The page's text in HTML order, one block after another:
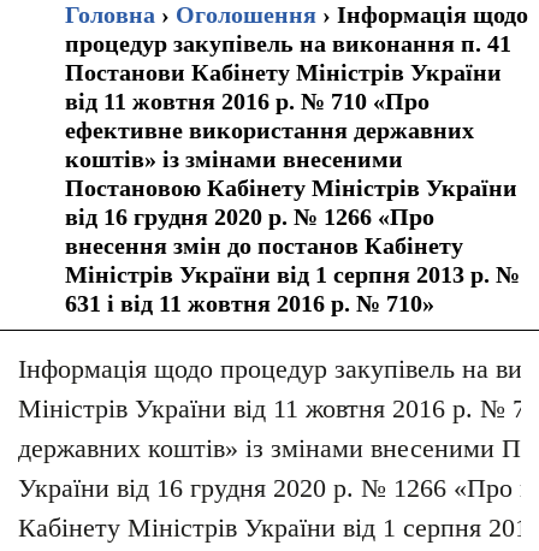
Головна › Оголошення › Інформація щодо
процедур закупівель на виконання п. 41
Постанови Кабінету Міністрів України
від 11 жовтня 2016 р. № 710 «Про
ефективне використання державних
коштів» із змінами внесеними
Постановою Кабінету Міністрів України
від 16 грудня 2020 р. № 1266 «Про
внесення змін до постанов Кабінету
Міністрів України від 1 серпня 2013 р. №
631 і від 11 жовтня 2016 р. № 710»
Інформація щодо процедур закупівель на
Міністрів України від 11 жовтня 2016 р. №
державних коштів» із змінами внесеними
України від 16 грудня 2020 р. № 1266 «Про
Кабінету Міністрів України від 1 серпня